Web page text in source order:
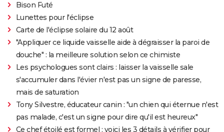
Bison Futé
Lunettes pour l'éclipse
Carte de l'éclipse solaire du 12 août
"Appliquer ce liquide vaisselle aide à dégraisser la paroi de
douche" : la meilleure solution selon ce chimiste
Les psychologues sont clairs : laisser la vaisselle sale
s'accumuler dans l'évier n'est pas un signe de paresse,
mais de saturation
Tony Silvestre, éducateur canin : "un chien qui éternue n'est
pas malade, c'est un signe pour dire qu'il est heureux"
Ce chef étoilé est formel : voici les 3 détails à vérifier pour